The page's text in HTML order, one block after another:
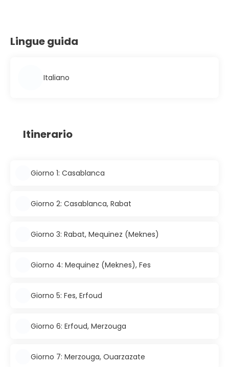
Lingue guida
Italiano
Itinerario
Giorno 1: Casablanca
Giorno 2: Casablanca, Rabat
Giorno 3: Rabat, Mequinez (Meknes)
Giorno 4: Mequinez (Meknes), Fes
Giorno 5: Fes, Erfoud
Giorno 6: Erfoud, Merzouga
Giorno 7: Merzouga, Ouarzazate